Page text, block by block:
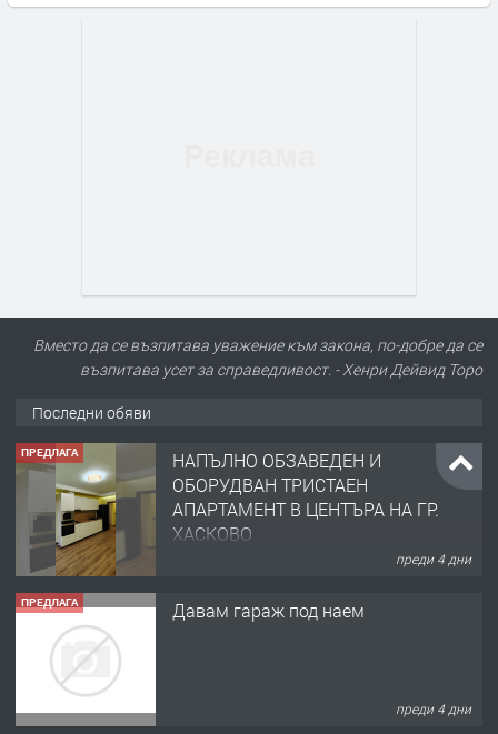
Вместо да се възпитава уважение към закона, по-добре да се
възпитава усет за справедливост. - Хенри Дейвид Торо
Последни обяви
ПРЕДЛАГА
НАПЪЛНО ОБЗАВЕДЕН И
ОБОРУДВАН ТРИСТАЕН
АПАРТАМЕНТ В ЦЕНТЪРА НА ГР.
ХАСКОВО
преди 4 дни
ПРЕДЛАГА Давам гараж под наем
преди 4 дни